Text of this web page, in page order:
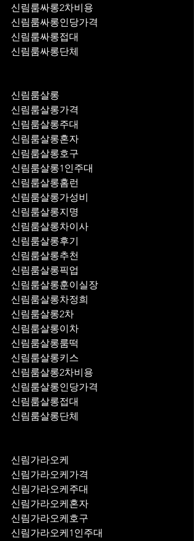
신림룸싸롱2차비용
신림룸싸롱인당가격
신림룸싸롱접대
신림룸싸롱단체
신림룸살롱
신림룸살롱가격
신림룸살롱주대
신림룸살롱혼자
신림룸살롱호구
신림룸살롱1인주대
신림룸살롱홈런
신림룸살롱가성비
신림룸살롱지명
신림룸살롱차이사
신림룸살롱후기
신림룸살롱추천
신림룸살롱훈이실장
신림룸살롱차정희
신림룸살롱2차
신림룸살롱이차
신림룸살롱룸떡
신림룸살롱키스
신림룸살롱2차비용
신림룸살롱인당가격
신림룸살롱접대
신림룸살롱단체
신림가라오케
신림가라오케가격
신림가라오케주대
신림가라오케혼자
신림가라오케호구
신림가라오케1인주대